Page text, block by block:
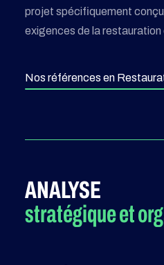
projet spécifiquement
exigences de la
Nos références en
ANALYSE
stratégique et